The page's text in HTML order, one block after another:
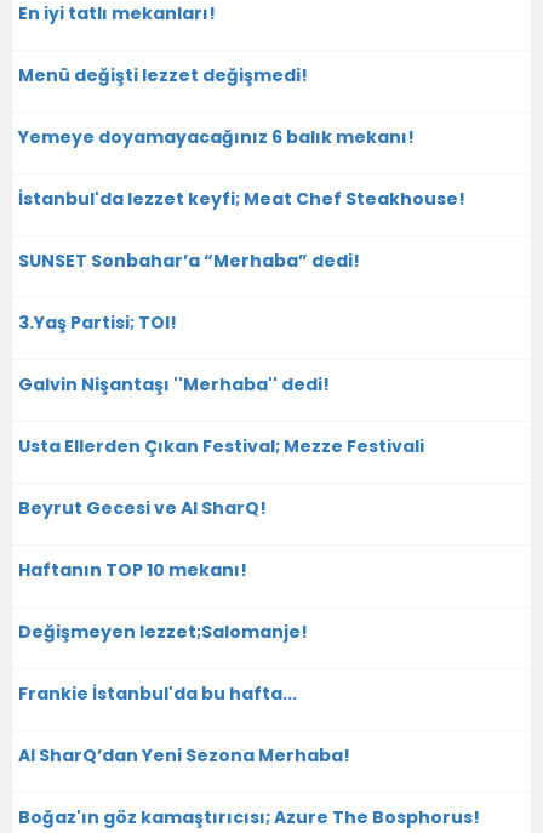
En iyi tatlı mekanları!
Menü değişti lezzet değişmedi!
Yemeye doyamayacağınız 6 balık mekanı!
İstanbul'da lezzet keyfi; Meat Chef Steakhouse!
SUNSET Sonbahar’a “Merhaba” dedi!
3.Yaş Partisi; TOI!
Galvin Nişantaşı ''Merhaba'' dedi!
Usta Ellerden Çıkan Festival; Mezze Festivali
Beyrut Gecesi ve Al SharQ!
Haftanın TOP 10 mekanı!
Değişmeyen lezzet;Salomanje!
Frankie İstanbul'da bu hafta...
Al SharQ’dan Yeni Sezona Merhaba!
Boğaz'ın göz kamaştırıcısı; Azure The Bosphorus!